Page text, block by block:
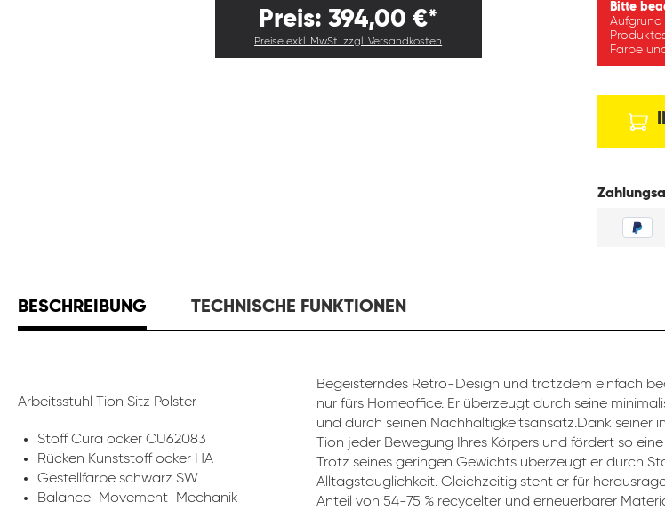
Preis: 394,00 €*
Preise exkl. MwSt. zzgl. Versandkosten
Bitte
Aufgrund
Farbe
BESCHREIBUNG TECHNISCHE FUNKTIONEN
Arbeitsstuhl Tion Sitz Polster
Stoff Cura ocker CU62083
Rücken Kunststoff ocker HA
Gestellfarbe schwarz SW
Balance-Movement-Mechanik
Begeisterndes Retro-Design und trotzdem einfach
nur fürs Homeoffice. Er überzeugt durch seine
und durch seinen Nachhaltigkeitsansatz.Dank seiner
Tion jeder Bewegung Ihres Körpers und fördert so
Trotz seines geringen Gewichts überzeugt er durch
Alltagstauglichkeit. Gleichzeitig steht er für
Anteil von 54-75 % recycelter und erneuerbarer